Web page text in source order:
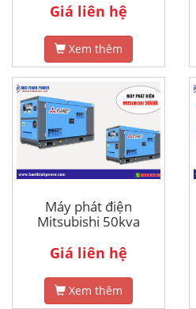
Giá liên hệ
Xem thêm
Máy phát điện
Mitsubishi 50kva
Giá liên hệ
Xem thêm